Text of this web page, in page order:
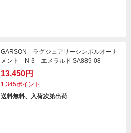
GARSON ラグジュアリーシンボルオーナ
メント N-3 エメラルド SA889-08
13,450円
1,345ポイント
送料無料、入荷次第出荷